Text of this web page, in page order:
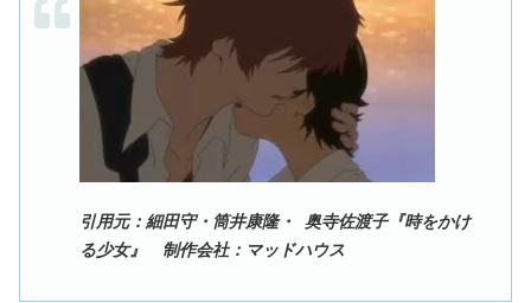
引用元：細田守・筒井康隆・ 奥寺佐渡子『時をかけ
る少女』 制作会社：マッドハウス